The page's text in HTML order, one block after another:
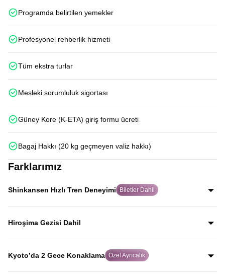
Programda belirtilen yemekler
Profesyonel rehberlik hizmeti
Tüm ekstra turlar
Mesleki sorumluluk sigortası
Güney Kore (K-ETA) giriş formu ücreti
Bagaj Hakkı (20 kg geçmeyen valiz hakkı)
Farklarımız
Shinkansen Hızlı Tren Deneyimi Biletler Dahil
Japonya’nın dünyaca ünlü Shinkansen hızlı trenleriyle
Kyoto–Tokyo ve Osaka–Hiroşima hatlarında iki kez
Hiroşima Gezisi Dahil
Dünya tarihinde atom bombasının atıldığı şehir olan
Hiroşima’da, rehberli geziyle şehrin geçmişini ve
bugününü etkileyici biçimde keşfedersiniz.
Kyoto’da 2 Gece Konaklama Özel Ayrıcalık
Birçok turda hızlıca geçilen Kyoto’da iki gece